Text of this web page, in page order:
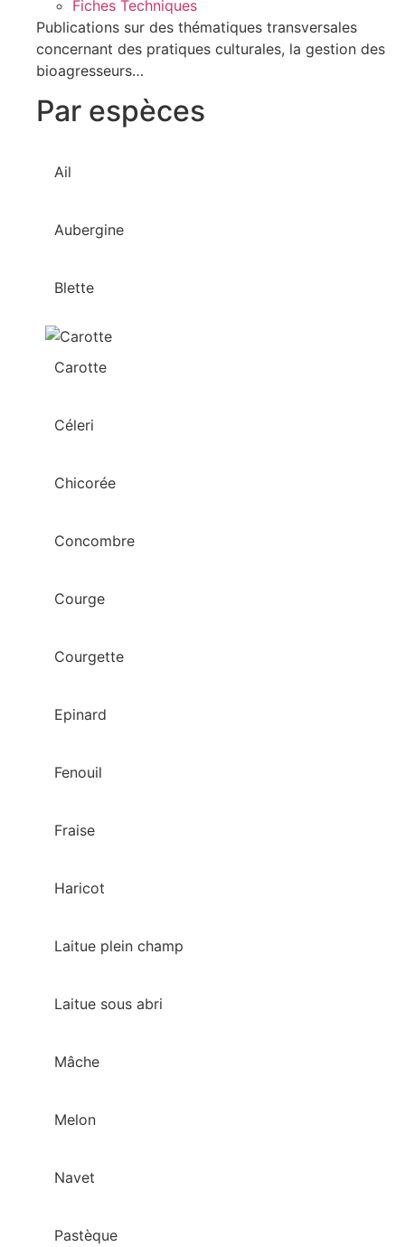
Fiches Techniques
Publications sur des thématiques transversales
concernant des pratiques culturales, la gestion des
bioagresseurs…
Par espèces
Ail
Aubergine
Blette
Carotte
Céleri
Chicorée
Concombre
Courge
Courgette
Epinard
Fenouil
Fraise
Haricot
Laitue plein champ
Laitue sous abri
Mâche
Melon
Navet
Pastèque